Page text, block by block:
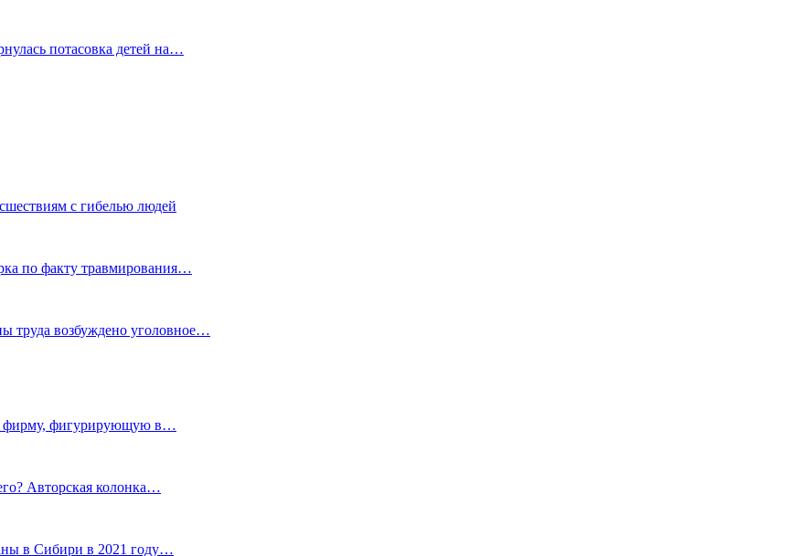
потасовка детей на…
с гибелью людей
по факту травмирования…
труда возбуждено уголовное…
фирму, фигурирующую в…
Авторская колонка…
в Сибири в 2021 году…